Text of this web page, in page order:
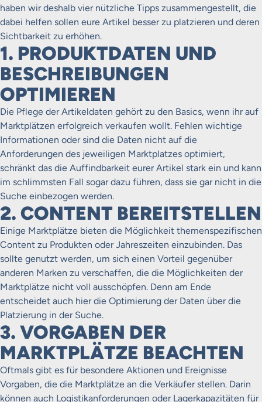
haben wir deshalb vier nützliche Tipps zusammengestellt, die
dabei helfen sollen eure Artikel besser zu platzieren und deren
Sichtbarkeit zu erhöhen.
1. PRODUKTDATEN UND
BESCHREIBUNGEN
OPTIMIEREN
Die Pflege der Artikeldaten gehört zu den Basics, wenn ihr auf
Marktplätzen erfolgreich verkaufen wollt. Fehlen wichtige
Informationen oder sind die Daten nicht auf die
Anforderungen des jeweiligen Marktplatzes optimiert,
schränkt das die Auffindbarkeit eurer Artikel stark ein und kann
im schlimmsten Fall sogar dazu führen, dass sie gar nicht in die
Suche einbezogen werden.
2. CONTENT BEREITSTELLEN
Einige Marktplätze bieten die Möglichkeit themenspezifischen
Content zu Produkten oder Jahreszeiten einzubinden. Das
sollte genutzt werden, um sich einen Vorteil gegenüber
anderen Marken zu verschaffen, die die Möglichkeiten der
Marktplätze nicht voll ausschöpfen. Denn am Ende
entscheidet auch hier die Optimierung der Daten über die
Platzierung in der Suche.
3. VORGABEN DER
MARKTPLÄTZE BEACHTEN
Oftmals gibt es für besondere Aktionen und Ereignisse
Vorgaben, die die Marktplätze an die Verkäufer stellen. Darin
können auch Logistikanforderungen oder Lagerkapazitäten für